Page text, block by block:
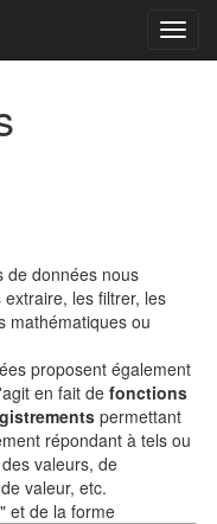
de données nous
les filtrer, les
mathématiques ou
proposent également
en fait defonctions
permettant
répondant à tels ou
valeurs, de
valeur, etc.
et de la forme